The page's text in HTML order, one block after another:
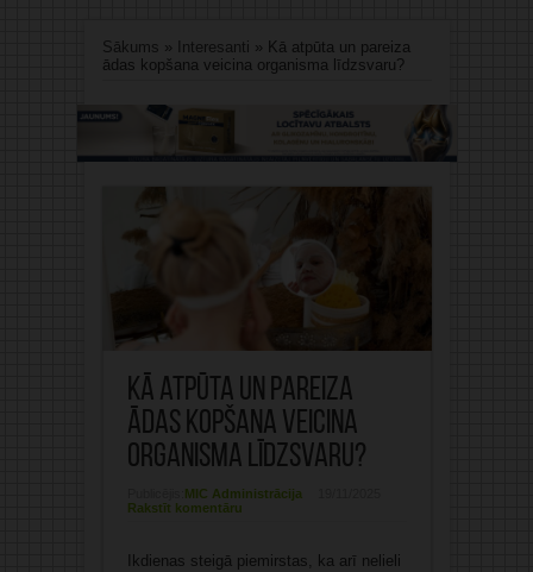
Sākums » Interesanti » Kā atpūta un pareiza
ādas kopšana veicina organisma līdzsvaru?
Kā atpūta un pareiza
ādas kopšana veicina
organisma līdzsvaru?
MIC Administrācija
Rakstīt komentāru
Ikdienas steigā piemirstas, ka arī nelieli